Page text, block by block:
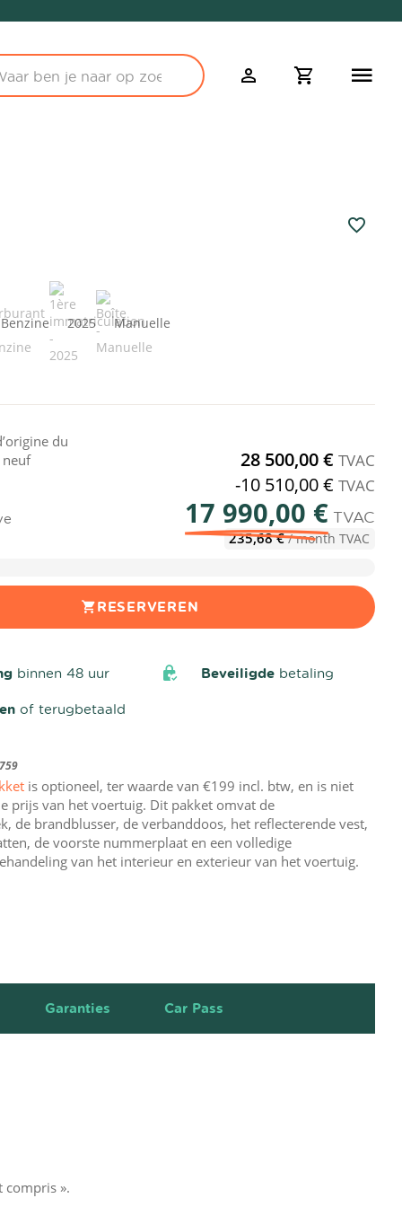
Benzine 2025 Manuelle
du
neuf
28 500,00 € TVAC
-10 510,00 € TVAC
17 990,00 € TVAC
235,68 €/ month TVAC
RESERVEREN
binnen 48 uur Beveiligdebetaling
of terugbetaald
is optioneel, ter waarde van €199 incl. btw, en is niet
prijs van het voertuig. Dit pakket omvat de
de brandblusser, de verbanddoos, het reflecterende vest,
de voorste nummerplaat en een volledige
van het interieur en exterieur van het voertuig.
Garanties Car Pass
compris ».